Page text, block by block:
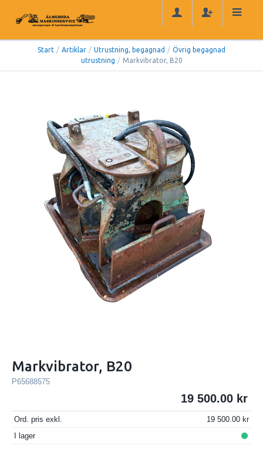
Start / Artiklar / Utrustning, begagnad / Övrig begagnad
utrustning / Markvibrator, B20
Markvibrator, B20
P65688575
19 500.00
Ord. pris exkl.
19 500.00
I lager